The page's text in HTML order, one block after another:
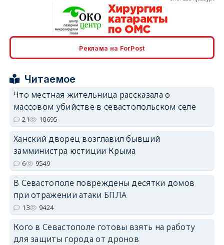
Реклама на ForPost
Читаемое
Что местная жительница рассказала о
массовом убийстве в севастопольском селе
21 10695
Ханский дворец возглавил бывший
замминистра юстиции Крыма
6 9549
В Севастополе повреждены десятки домов
при отражении атаки БПЛА
13 9424
Кого в Севастополе готовы взять на работу
для защиты города от дронов